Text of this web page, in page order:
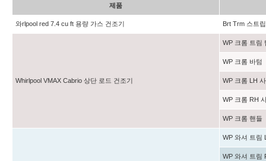
제품
와rlpool red 7.4 cu ft 용량 가스 건조기 Brt Trm 스트
Whirlpool VMAX Cabrio 상단 로드 건조기
WP 크롬 트림
WP 크롬 바텀
WP 크롬 LH
WP 크롬 RH
WP 크롬 핸들
WP 와셔 트림
WP 와셔 트림